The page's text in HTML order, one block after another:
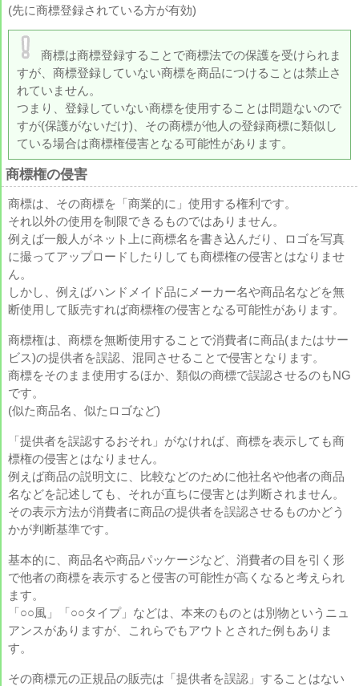
(先に商標登録されている方が有効)
商標は商標登録することで商標法での保護を受けられま
すが、商標登録していない商標を商品につけることは禁止さ
れていません。
つまり、登録していない商標を使用することは問題ないので
すが(保護がないだけ)、その商標が他人の登録商標に類似し
ている場合は商標権侵害となる可能性があります。
商標権の侵害
商標は、その商標を「商業的に」使用する権利です。
それ以外の使用を制限できるものではありません。
例えば一般人がネット上に商標名を書き込んだり、ロゴを写真
に撮ってアップロードしたりしても商標権の侵害とはなりませ
ん。
しかし、例えばハンドメイド品にメーカー名や商品名などを無
断使用して販売すれば商標権の侵害となる可能性があります。
商標権は、商標を無断使用することで消費者に商品(またはサー
ビス)の提供者を誤認、混同させることで侵害となります。
商標をそのまま使用するほか、類似の商標で誤認させるのもNG
です。
(似た商品名、似たロゴなど)
「提供者を誤認するおそれ」がなければ、商標を表示しても商
標権の侵害とはなりません。
例えば商品の説明文に、比較などのために他社名や他者の商品
名などを記述しても、それが直ちに侵害とは判断されません。
その表示方法が消費者に商品の提供者を誤認させるものかどう
かが判断基準です。
基本的に、商品名や商品パッケージなど、消費者の目を引く形
で他者の商標を表示すると侵害の可能性が高くなると考えられ
ます。
「○○風」「○○タイプ」などは、本来のものとは別物というニュ
アンスがありますが、これらでもアウトとされた例もありま
す。
その商標元の正規品の販売は「提供者を誤認」することはない